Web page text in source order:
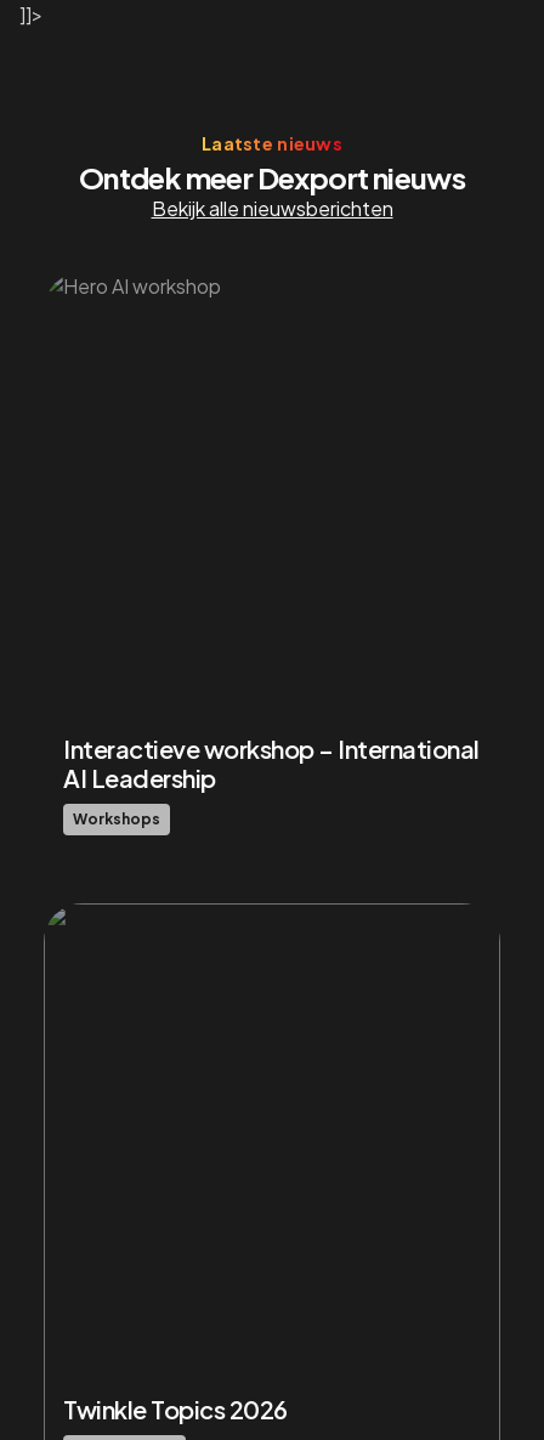
]]>
Laatste nieuws
Ontdek meer Dexport nieuws
Bekijk alle nieuwsberichten
Interactieve workshop – International
AI Leadership
Workshops
Twinkle Topics 2026